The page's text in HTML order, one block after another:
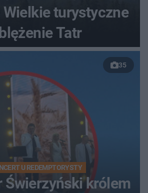
Wielkie turystyczne
Tatr
35
U REDEMPTORYSTY
Świerzyński królem